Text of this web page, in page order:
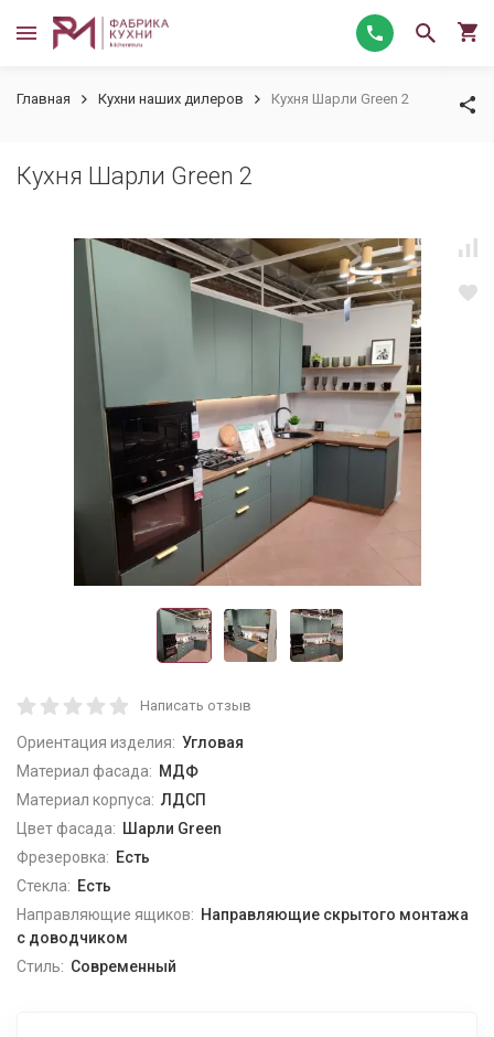
Главная Кухни наших дилеров Кухня Шарли Green 2
Кухня Шарли Green 2
Написать отзыв
Ориентация изделия: Угловая
Материал фасада: МДФ
Материал корпуса: ЛДСП
Цвет фасада: Шарли Green
Фрезеровка: Есть
Стекла: Есть
Направляющие ящиков: Направляющие скрытого монтажа
с доводчиком
Стиль: Современный